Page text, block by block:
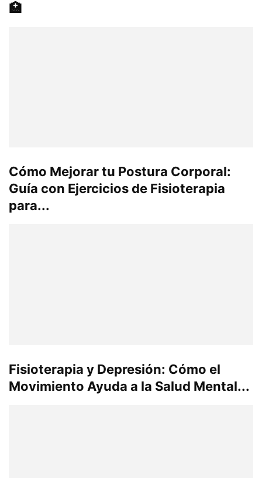
🏥
Cómo Mejorar tu Postura Corporal:
Guía con Ejercicios de Fisioterapia
para...
Fisioterapia y Depresión: Cómo el
Movimiento Ayuda a la Salud Mental...